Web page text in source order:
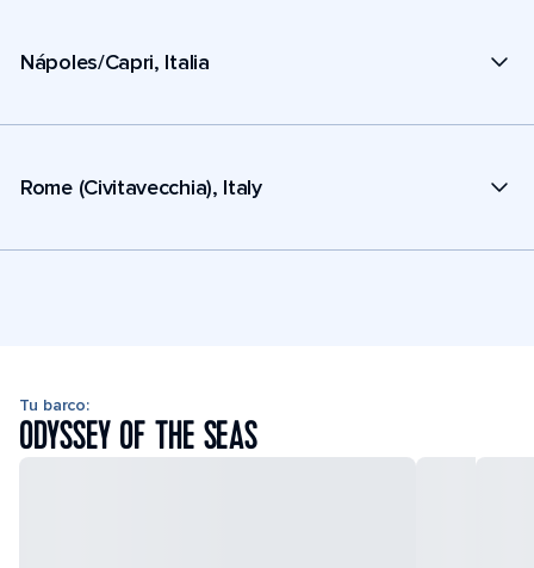
Nápoles/Capri, Italia
Rome (Civitavecchia), Italy
Tu barco:
ODYSSEY OF THE SEAS